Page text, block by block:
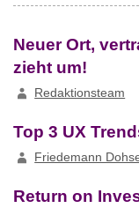
Neuer Ort,
zieht um!
Redaktionsteam
Top 3 UX
Friedemann
Return on